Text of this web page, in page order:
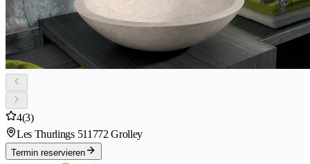
4(3)
Les Thurlings 511772 Grolley
Termin reservieren